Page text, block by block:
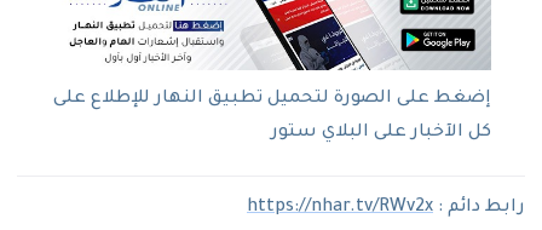
إضغط على الصورة لتحميل تطبيق النهار للإطلاع على
كل الآخبار على البلاي ستور
رابط دائم : https://nhar.tv/RWv2x